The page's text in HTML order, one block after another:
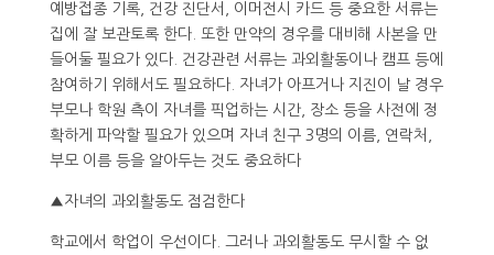
예방접종 기록, 건강 진단서, 이머전시 카드 등 중요한 서류는
집에 잘 보관토록 한다. 또한 만약의 경우를 대비해 사본을 만
들어둘 필요가 있다. 건강관련 서류는 과외활동이나 캠프 등에
참여하기 위해서도 필요하다. 자녀가 아프거나 지진이 날 경우
부모나 학원 측이 자녀를 픽업하는 시간, 장소 등을 사전에 정
확하게 파악할 필요가 있으며 자녀 친구 3명의 이름, 연락처,
부모 이름 등을 알아두는 것도 중요하다
▲자녀의 과외활동도 점검한다
학교에서 학업이 우선이다. 그러나 과외활동도 무시할 수 없